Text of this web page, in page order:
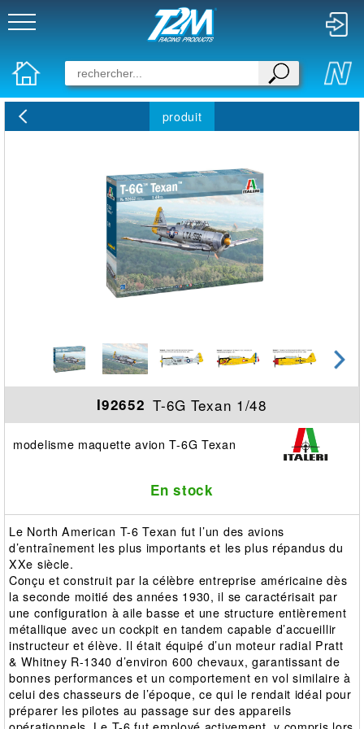
produit
I92652 T-6G Texan 1/48
modelisme maquette avion T-6G Texan
En stock
Le North American T-6 Texan fut l’un des avions
d’entraînement les plus importants et les plus répandus du
XXe siècle.
Conçu et construit par la célèbre entreprise américaine dès
la seconde moitié des années 1930, il se caractérisait par
une configuration à aile basse et une structure entièrement
métallique avec un cockpit en tandem capable d’accueillir
instructeur et élève. Il était équipé d’un moteur radial Pratt
& Whitney R-1340 d’environ 600 chevaux, garantissant de
bonnes performances et un comportement en vol similaire à
celui des chasseurs de l’époque, ce qui le rendait idéal pour
préparer les pilotes au passage sur des appareils